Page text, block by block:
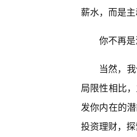
薪水，而是
你不再
当然，
局限性相比
发你内在的
投资理财，